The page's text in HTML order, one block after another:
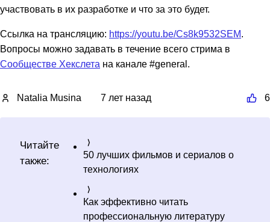
участвовать в их разработке и что за это будет.
Ссылка на трансляцию: https://youtu.be/Cs8k9532SEM.
Вопросы можно задавать в течение всего стрима в
Сообществе Хекслета на канале #general.
Natalia Musina 7 лет назад 6
Читайте
также:
50 лучших фильмов и сериалов о
технологиях
Как эффективно читать
профессиональную литературу